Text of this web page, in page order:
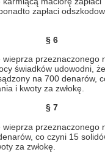
zapłaci
§ 6
wieprza przeznaczonego
świadków udowodni,
na 700 denarów,
i kwoty za zwłokę.
§ 7
przeznaczonego
co czyni 15
za zwłokę.